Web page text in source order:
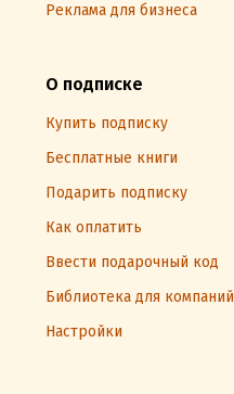
Реклама для бизнеса
О подписке
Купить подписку
Бесплатные книги
Подарить подписку
Как оплатить
Ввести подарочный код
Библиотека для компаний
Настройки